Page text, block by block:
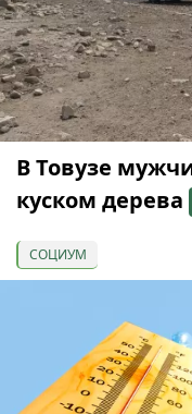
В Товузе
куском дерева
СОЦИУМ